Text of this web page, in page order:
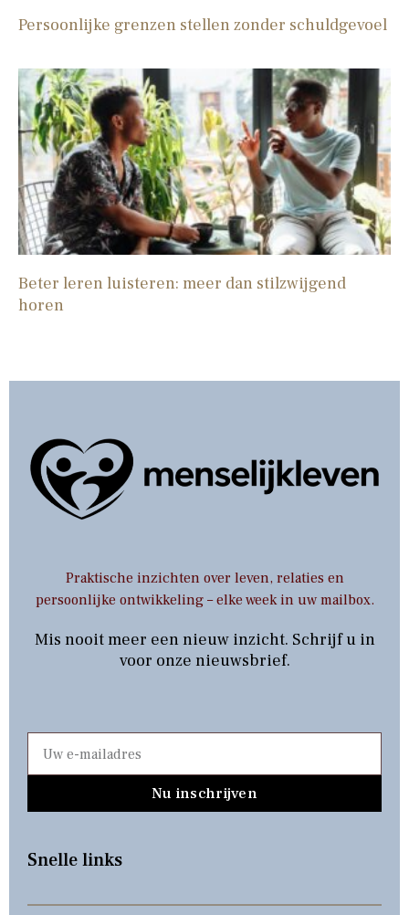
Persoonlijke grenzen stellen zonder schuldgevoel
Beter leren luisteren: meer dan stilzwijgend
horen
Praktische inzichten over leven, relaties en
persoonlijke ontwikkeling – elke week in uw mailbox.
Mis nooit meer een nieuw inzicht. Schrijf u in
voor onze nieuwsbrief.
Nu inschrijven
Snelle links